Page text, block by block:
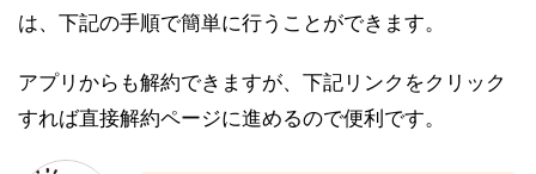
は、下記の手順で簡単に行うことができます。
アプリからも解約できますが、下記リンクをクリック
すれば直接解約ページに進めるので便利です。